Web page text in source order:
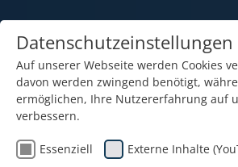
Datenschutzeinstellungen
Auf unserer Webseite werden Cookies
davon werden zwingend benötigt,
ermöglichen, Ihre Nutzererfahrung auf
verbessern.
Essenziell Externe Inhalte